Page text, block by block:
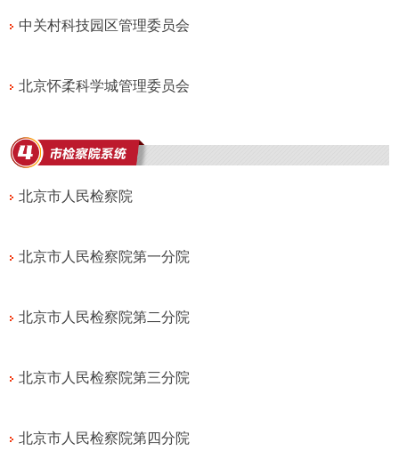
中关村科技园区管理委员会
北京怀柔科学城管理委员会
北京市人民检察院
北京市人民检察院第一分院
北京市人民检察院第二分院
北京市人民检察院第三分院
北京市人民检察院第四分院